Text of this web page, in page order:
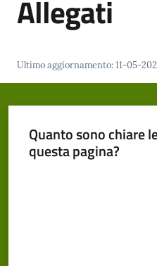
di
Cento
Menu selezionato
Allegati
Ultimo aggiornamento:11-05-
Quanto sono chiare
questa pagina?